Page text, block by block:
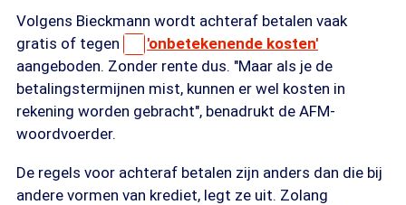
Volgens Bieckmann wordt achteraf betalen vaak
gratis of tegen
'onbetekenende kosten'
aangeboden. Zonder rente dus. "Maar als je de
betalingstermijnen mist, kunnen er wel kosten in
rekening worden gebracht", benadrukt de AFM-
woordvoerder.
De regels voor achteraf betalen zijn anders dan die bij
andere vormen van krediet, legt ze uit. Zolang